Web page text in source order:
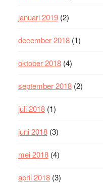
januari 2019(2)
december 2018(1)
oktober 2018(4)
september 2018(2)
juli 2018(1)
juni 2018(3)
mei 2018(4)
april 2018(3)